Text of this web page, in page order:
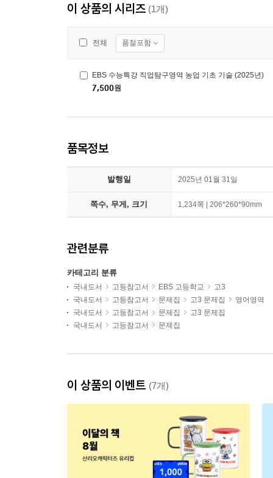
이 상품의 시리즈 (1개)
전체 품절포함
EBS 수능특강 직업탐구영역 농업 기초 기술 (2025년)
7,500원
품목정보
발행일 2025년 01월 31일
쪽수, 무게, 크기 1,234쪽 | 206*260*90mm
관련분류
카테고리 분류
국내도서 고등참고서 EBS 고등학교
고3
국내도서
고등참고서 문제집 고3 문제집
영어영역
국내도서
고등참고서 문제집
고3 문제집
국내도서
고등참고서 문제집
이 상품의 이벤트 (7개)